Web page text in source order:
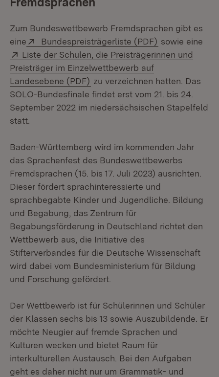
Zum Bundeswettbewerb Fremdsprachen gibt es
eine
Extern:
Bundespreisträgerliste (PDF) (Öffnet in
sowie eine
Extern:
Liste der Schulen, die Preisträgerinnen und
Preisträger im Einzelwettbewerb auf
Landesebene (PDF) (Öffnet in neuem Fenster)
zu verzeichnen hatten. Das
SOLO-Bundesfinale findet erst vom 21. bis 24.
September 2022 im niedersächsischen Stapelfeld
statt.
Baden-Württemberg wird im kommenden Jahr
das Sprachenfest des Bundeswettbewerbs
Fremdsprachen (15. bis 17. Juli 2023) ausrichten.
Dieser fördert sprachinteressierte und
sprachbegabte Kinder und Jugendliche. Bildung
und Begabung, das Zentrum für
Begabungsförderung in Deutschland richtet den
Wettbewerb aus, die Initiative des
Stifterverbandes für die Deutsche Wissenschaft
wird dabei vom Bundesministerium für Bildung
und Forschung gefördert.
Der Wettbewerb ist für Schülerinnen und Schüler
der Klassen sechs bis 13 sowie Auszubildende. Er
möchte Neugier auf fremde Sprachen und
Kulturen wecken und bietet Raum für
interkulturellen Austausch. Bei den Aufgaben
geht es daher nicht nur um Grammatik- und